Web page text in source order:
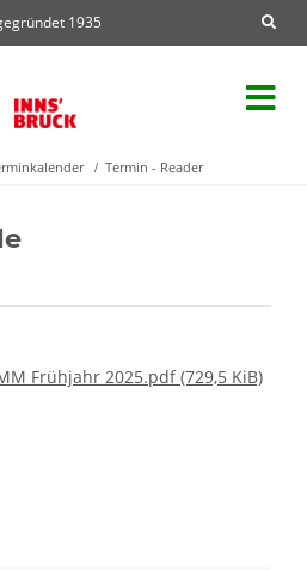
1935
Termin - Reader
Frühjahr 2025.pdf(729,5 KiB)